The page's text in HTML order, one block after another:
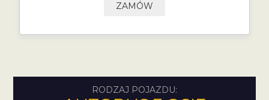
ZAMÓW
RODZAJ POJAZDU: